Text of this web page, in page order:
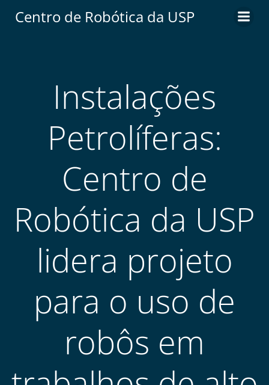
Centro de Robótica da USP
Instalações
Petrolíferas:
Centro de
Robótica da USP
lidera projeto
para o uso de
robôs em